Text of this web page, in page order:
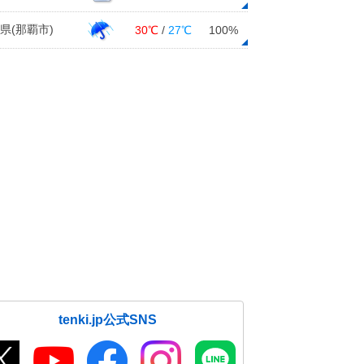
(那覇市) 30℃ / 27℃ 100%
tenki.jp公式SNS